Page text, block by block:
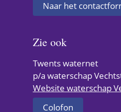
Naar het
Zie ook
Twents waternet
p/a waterschap
Website waterschap
Colofon